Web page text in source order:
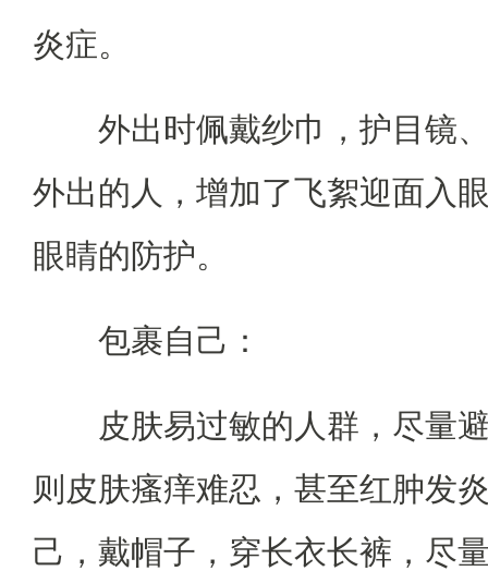
炎症。
外出时佩戴纱巾，护目镜
外出的人，增加了飞絮迎面入
眼睛的防护。
包裹自己：
皮肤易过敏的人群，尽量
则皮肤瘙痒难忍，甚至红肿发
己，戴帽子，穿长衣长裤，尽